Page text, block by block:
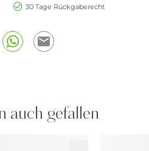
30 Tage Rückgaberecht
auch gefallen